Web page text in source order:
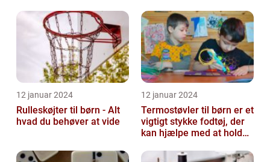
12 januar 2024
Rulleskøjter til børn - Alt
hvad du behøver at vide
12 januar 2024
Termostøvler til børn er et
vigtigt stykke fodtøj, der
kan hjælpe med at holde